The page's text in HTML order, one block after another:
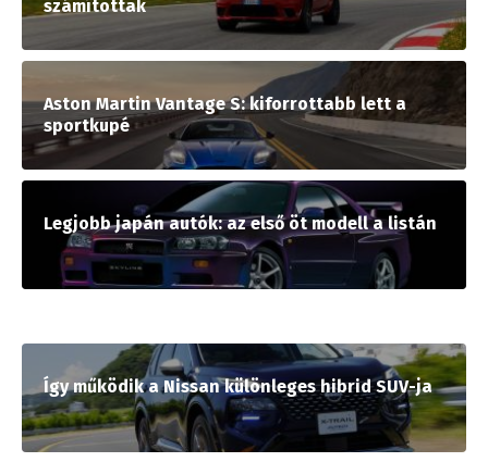
számítottak
Aston Martin Vantage S: kiforrottabb lett a
sportkupé
Legjobb japán autók: az első öt modell a listán
Így működik a Nissan különleges hibrid SUV-ja